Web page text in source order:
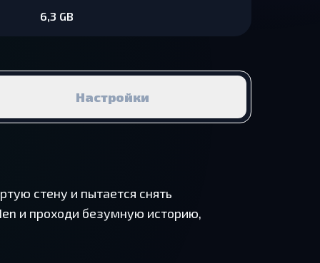
6,3 GB
Настройки
стену и пытается снять
и проходи безумную историю,